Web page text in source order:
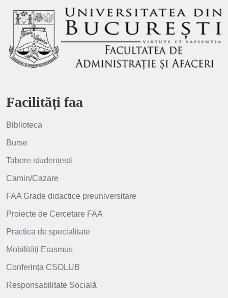
Facilități faa
Biblioteca
Burse
Tabere studențești
Camin/Cazare
FAA Grade didactice preuniversitare
Proiecte de Cercetare FAA
Practica de specialitate
Mobilităţi Erasmus
Conferința CSOLUB
Responsabilitate Socială